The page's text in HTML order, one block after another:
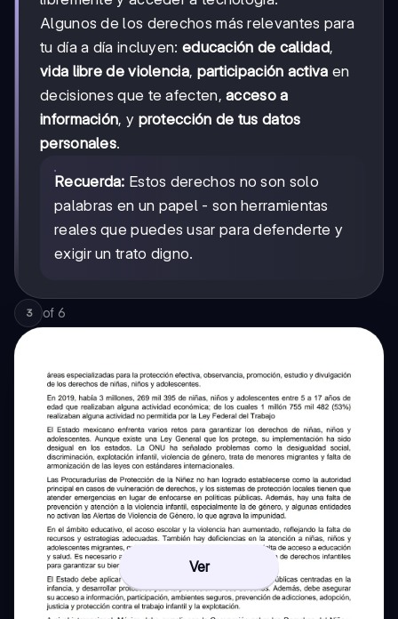
Algunos de los derechos más relevantes para
tu día a día incluyen: educación de calidad,
vida libre de violencia, participación activa en
decisiones que te afecten,acceso a
información, y protección de tus datos
personales.
Recuerda: Estos derechos no son solo
palabras en un papel - son herramientas
reales que puedes usar para defenderte y
exigir un trato digno.
3 of 6
Ver